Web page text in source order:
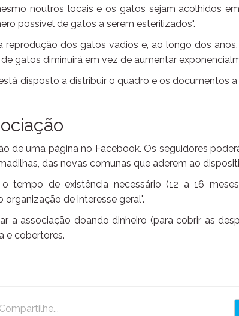
noutros locais e os gatos sejam acolhidos
possível de gatos a serem esterilizados".
reprodução dos gatos vadios e, ao longo dos
gatos diminuirá em vez de aumentar
disposto a distribuir o quadro e os documentos
de uma página no Facebook. Os seguidores
das novas comunas que aderem ao
tempo de existência necessário (12 a 16
de interesse geral".
a associação doando dinheiro (para cobrir as
e cobertores.